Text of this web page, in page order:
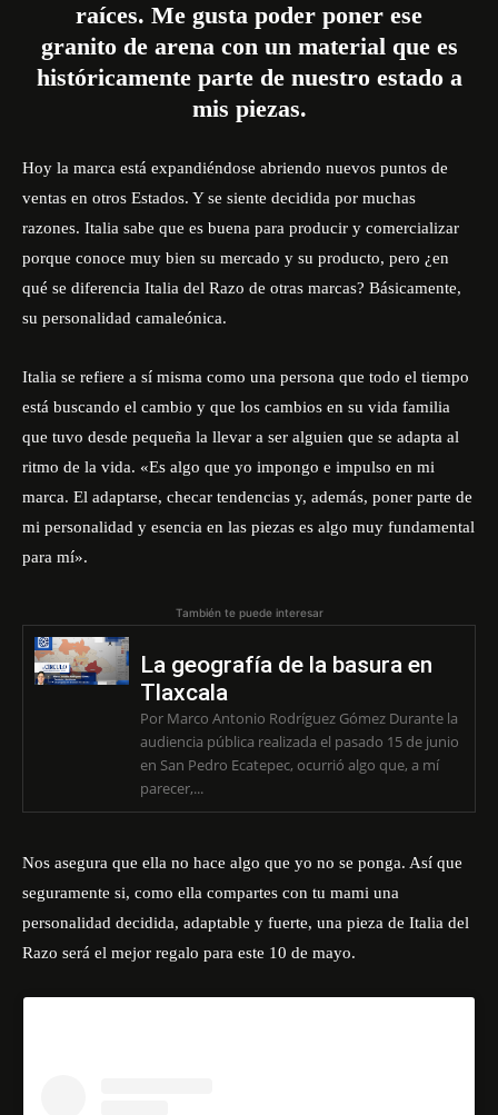
raíces. Me gusta poder poner ese
granito de arena con un material que es
históricamente parte de nuestro estado a
mis piezas.
Hoy la marca está expandiéndose abriendo nuevos puntos de
ventas en otros Estados. Y se siente decidida por muchas
razones. Italia sabe que es buena para producir y comercializar
porque conoce muy bien su mercado y su producto, pero ¿en
qué se diferencia Italia del Razo de otras marcas? Básicamente,
su personalidad camaleónica.
Italia se refiere a sí misma como una persona que todo el tiempo
está buscando el cambio y que los cambios en su vida familia
que tuvo desde pequeña la llevar a ser alguien que se adapta al
ritmo de la vida. «Es algo que yo impongo e impulso en mi
marca. El adaptarse, checar tendencias y, además, poner parte de
mi personalidad y esencia en las piezas es algo muy fundamental
para mí».
También te puede interesar
La geografía de la basura en
Tlaxcala
Por Marco Antonio Rodríguez Gómez Durante la
audiencia pública realizada el pasado 15 de junio
en San Pedro Ecatepec, ocurrió algo que, a mí
parecer,...
Nos asegura que ella no hace algo que yo no se ponga. Así que
seguramente si, como ella compartes con tu mami una
personalidad decidida, adaptable y fuerte, una pieza de Italia del
Razo será el mejor regalo para este 10 de mayo.